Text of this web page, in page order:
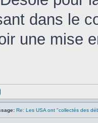
dans le
une mise
Re: Les USA ont "collectés des